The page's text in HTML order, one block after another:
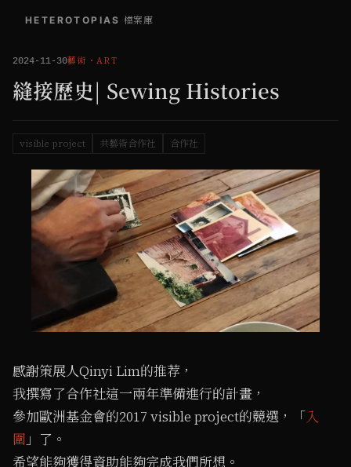
HETEROTOPIAS 檔案庫
2024-11-30藝術 ・ ART
縫接歷史| Sewing Histories
visible project 共藝術合作社 合作社
感謝策展人Qinyi Lim的推荐，
我撰寫了合作社這一兩年準備進行的計畫，
參加歐洲基金會的2017 visible project的競選，「入
圍」了。
希望能夠獲得資助能夠完成我們所想。